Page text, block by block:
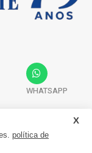
WHATSAPP
Somos
política de